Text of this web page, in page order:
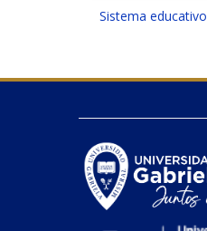
Sistema educativo